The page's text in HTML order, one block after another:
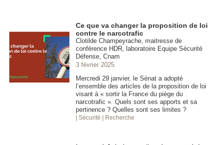
Ce que va changer la proposition de loi
contre le narcotrafic
Clotilde Champeyrache, maitresse de
conférence HDR, laboratoire Equipe Sécurité
Défense, Cnam
3 février 2025
Mercredi 29 janvier, le Sénat a adopté
l’ensemble des articles de la proposition de loi
visant à « sortir la France du piège du
narcotrafic ». Quels sont ses apports et sa
pertinence ? Quelles sont ses limites ?
| Sécurité | Recherche